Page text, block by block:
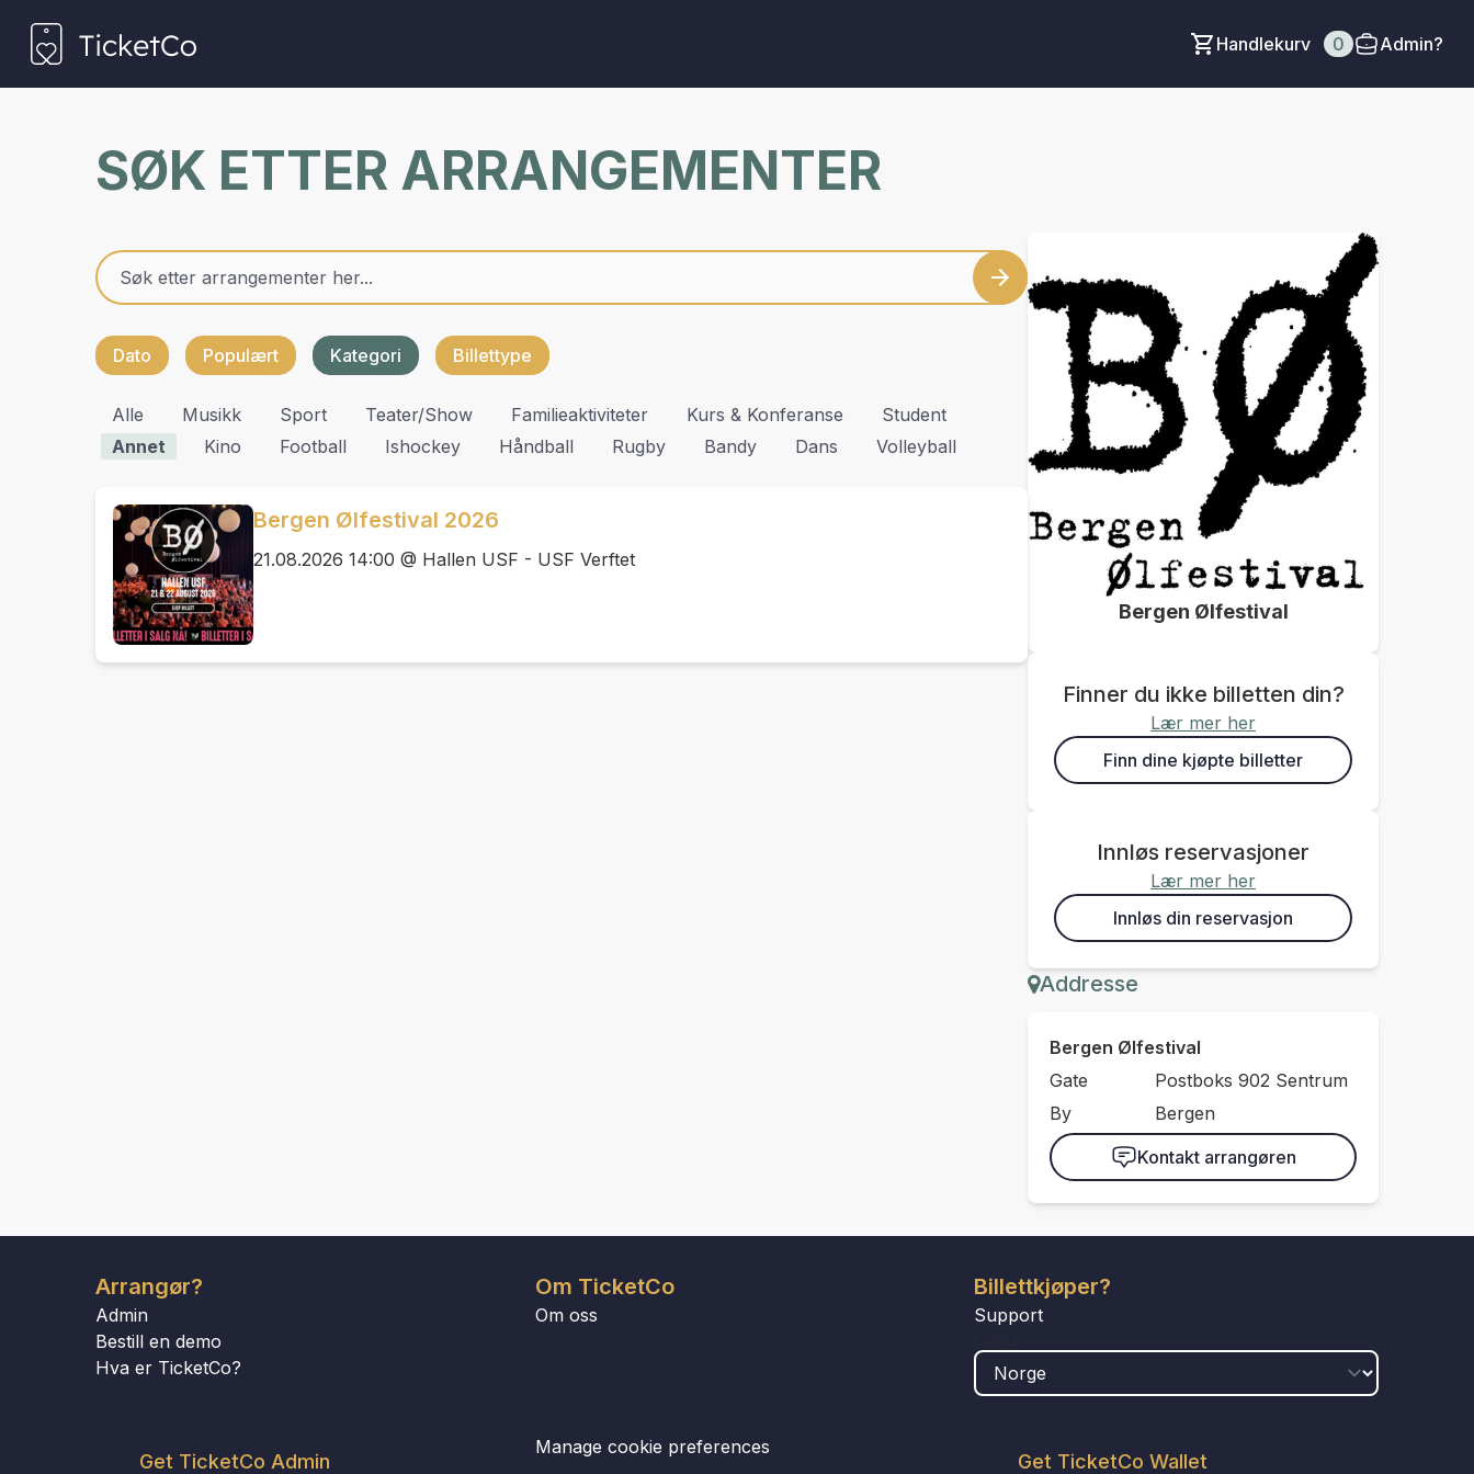
Handlekurv 0 Admin?
SØK ETTER ARRANGEMENTER
Dato Populært Kategori Billettype
Alle Musikk Sport Teater/show Familieaktiviteter Kurs & Konferanse
Student
Annet
Kino Football Ishockey Håndball Rugby Bandy Dans Volleyball
Bergen Ølfestival 2026
21.08.2026 14:00 @ Hallen USF - USF Verftet
Bergen Ølfestival
Finner du ikke billetten din?
Lær mer her
Finn dine kjøpte billetter
Innløs reservasjoner
Lær mer her
Innløs din reservasjon
Addresse
Bergen Ølfestival
Gate
Postboks 902 Sentrum
By
Bergen
Kontakt arrangøren
Arrangør?
Admin
Bestill en demo
Hva er TicketCo?
Get TicketCo Admin
Om TicketCo
Om oss
Manage cookie preferences
Billettkjøper?
Support
Get TicketCo Wallet